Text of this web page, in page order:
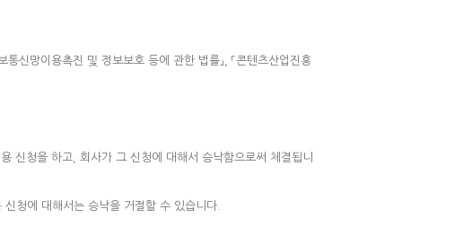
통신망이용촉진 및 정보보호 등에 관한 법률」, 「콘텐츠산업진흥
신청을 하고, 회사가 그 신청에 대해서 승낙함으로써 체결됩니
청에 대해서는 승낙을 거절할 수 있습니다.